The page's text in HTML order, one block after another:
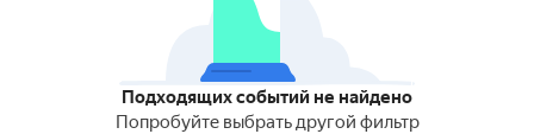
Подходящих событий не найдено
Попробуйте выбрать другой фильтр